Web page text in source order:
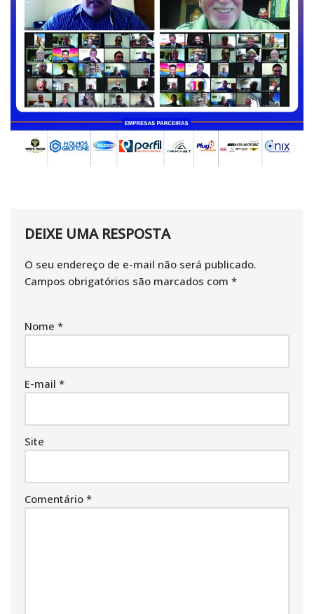
DEIXE UMA RESPOSTA
O seu endereço de e-mail não será publicado.
Campos obrigatórios são marcados com *
Nome *
E-mail *
Site
Comentário *